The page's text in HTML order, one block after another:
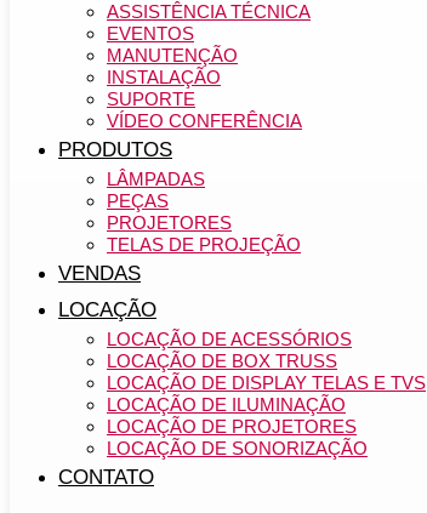
ASSISTÊNCIA TÉCNICA
EVENTOS
MANUTENÇÃO
INSTALAÇÃO
SUPORTE
VÍDEO CONFERÊNCIA
PRODUTOS
LÂMPADAS
PEÇAS
PROJETORES
TELAS DE PROJEÇÃO
VENDAS
LOCAÇÃO
LOCAÇÃO DE ACESSÓRIOS
LOCAÇÃO DE BOX TRUSS
LOCAÇÃO DE DISPLAY TELAS E TVS
LOCAÇÃO DE ILUMINAÇÃO
LOCAÇÃO DE PROJETORES
LOCAÇÃO DE SONORIZAÇÃO
CONTATO